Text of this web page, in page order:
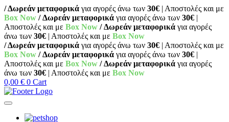
/ Δωρεάν μεταφορικά για αγορές άνω των 30€ | Αποστολές και με
Box Now / Δωρεάν μεταφορικά για αγορές άνω των 30€ |
Αποστολές και με Box Now / Δωρεάν μεταφορικά για αγορές
άνω των 30€ | Αποστολές και με Box Now
/ Δωρεάν μεταφορικά για αγορές άνω των 30€ | Αποστολές και με
Box Now / Δωρεάν μεταφορικά για αγορές άνω των 30€ |
Αποστολές και με Box Now / Δωρεάν μεταφορικά για αγορές
άνω των 30€ | Αποστολές και με Box Now
0,00 € 0 Cart